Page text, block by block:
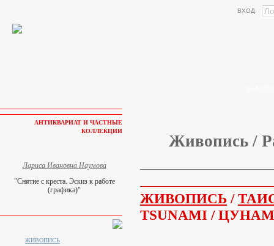
ВХОД:
Живопись /
ЖИВОПИСЬ /
TSUNAMI /
АНТИКВАРИАТ И ЧАСТНЫЕ
КОЛЛЕКЦИИ
Лариса Ивановна Наумова
"Снятие с креста. Эскиз к работе
(графика)"
ЖИВОПИСЬ